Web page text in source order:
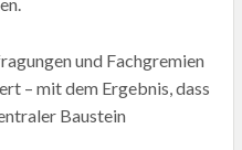
und Fachgremien
– mit dem Ergebnis, dass
Baustein